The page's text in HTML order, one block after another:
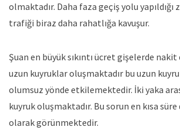
olmaktadır. Daha faza geçiş yolu
trafiği biraz daha rahatlığa kavuşur.
Şuan en büyük sıkıntı ücret gişelerde nakit
uzun kuyruklar oluşmaktadır bu uzun
olumsuz yönde etkilemektedir. İki yaka
kuyruk oluşmaktadır. Bu sorun en kısa
olarak görünmektedir.